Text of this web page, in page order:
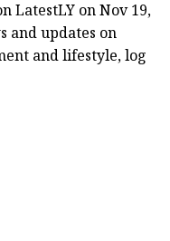
LatestLY on Nov 19,
and updates on
and lifestyle, log